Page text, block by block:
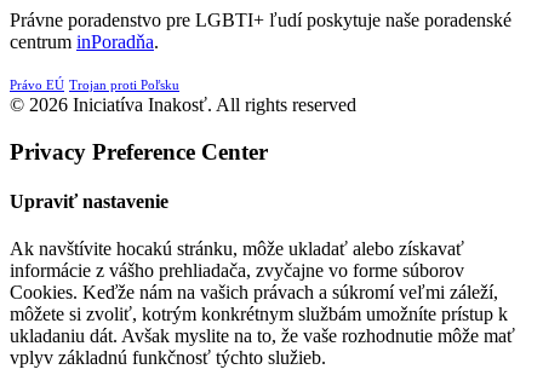
Právne poradenstvo pre LGBTI+ ľudí poskytuje naše poradenské
centrum inPoradňa.
Právo EÚ Trojan proti Poľsku
© 2026 Iniciatíva Inakosť. All rights reserved
Privacy Preference Center
Upraviť nastavenie
Ak navštívite hocakú stránku, môže ukladať alebo získavať
informácie z vášho prehliadača, zvyčajne vo forme súborov
Cookies. Keďže nám na vašich právach a súkromí veľmi záleží,
môžete si zvoliť, kotrým konkrétnym službám umožníte prístup k
ukladaniu dát. Avšak myslite na to, že vaše rozhodnutie môže mať
vplyv základnú funkčnosť týchto služieb.